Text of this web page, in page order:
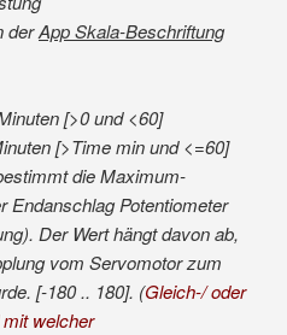
derApp Skala-Beschriftung
[>0 und <60]
[>Time min und <=60]
die Maximum-
Endanschlag Potentiometer
Der Wert hängt davon ab,
vom Servomotor zum
[-180 .. 180]. (Gleich-/ oder
welcher